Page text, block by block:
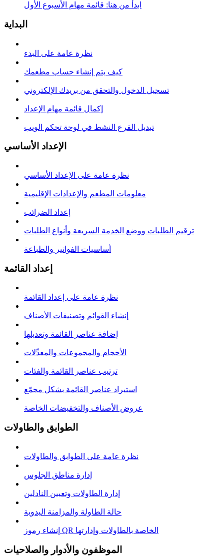
ابدأ من هنا: قائمة مهام الأسبوع الأول
البداية
نظرة عامة على البدء
كيف يتم إنشاء حساب مطعمك
تسجيل الدخول والتحقق من بريدك الإلكتروني
إكمال قائمة مهام الإعداد
تبديل الفرع النشط في لوحة تحكم الويب
الإعداد الأساسي
نظرة عامة على الإعداد الأساسي
معلومات المطعم والإعدادات الإقليمية
إعداد الضرائب
ترقيم الطلبات ووضع الخدمة السريعة وأنواع الطلبات
أساسيات الفواتير والطباعة
إعداد القائمة
نظرة عامة على إعداد القائمة
إنشاء القوائم وتصنيفات الأصناف
إضافة عناصر القائمة وتعديلها
الأحجام والمجموعات والمعدِّلات
ترتيب عناصر القائمة والفئات
استيراد عناصر القائمة بشكل مجمّع
عروض الأصناف والتخفيضات الخاصة
الطوابق والطاولات
نظرة عامة على الطوابق والطاولات
إدارة مناطق الجلوس
إدارة الطاولات وتعيين النادلين
حالة الطاولة والمزامنة اليدوية
إنشاء رموز QR الخاصة بالطاولات وإدارتها
الموظفون والأدوار والصلاحيات